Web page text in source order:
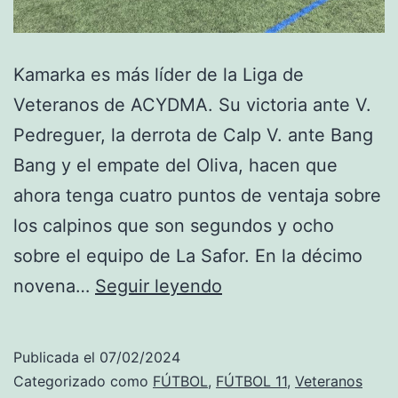
Kamarka es más líder de la Liga de
Veteranos de ACYDMA. Su victoria ante V.
Pedreguer, la derrota de Calp V. ante Bang
Bang y el empate del Oliva, hacen que
ahora tenga cuatro puntos de ventaja sobre
los calpinos que son segundos y ocho
sobre el equipo de La Safor. En la décimo
novena… Seguir leyendo
líder
Publicada el 07/02/2024
Categorizado como FÚTBOL, FÚTBOL 11, Veteranos